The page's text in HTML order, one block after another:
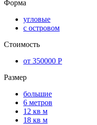
Форма
угловые
с островом
Стоимость
от 350000 Р
Размер
большие
6 метров
12 кв м
18 кв м